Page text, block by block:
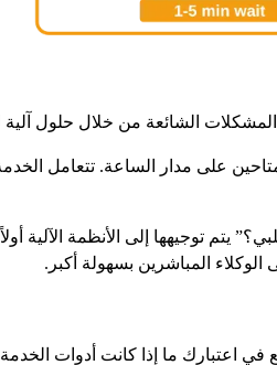
الشائعة من خلال حلول
على مدار الساعة. تتعامل
توجيهها إلى الأنظمة الآلية
الوكلاء المباشرين بسهولة أكبر.
في اعتبارك ما إذا كانت أدوات